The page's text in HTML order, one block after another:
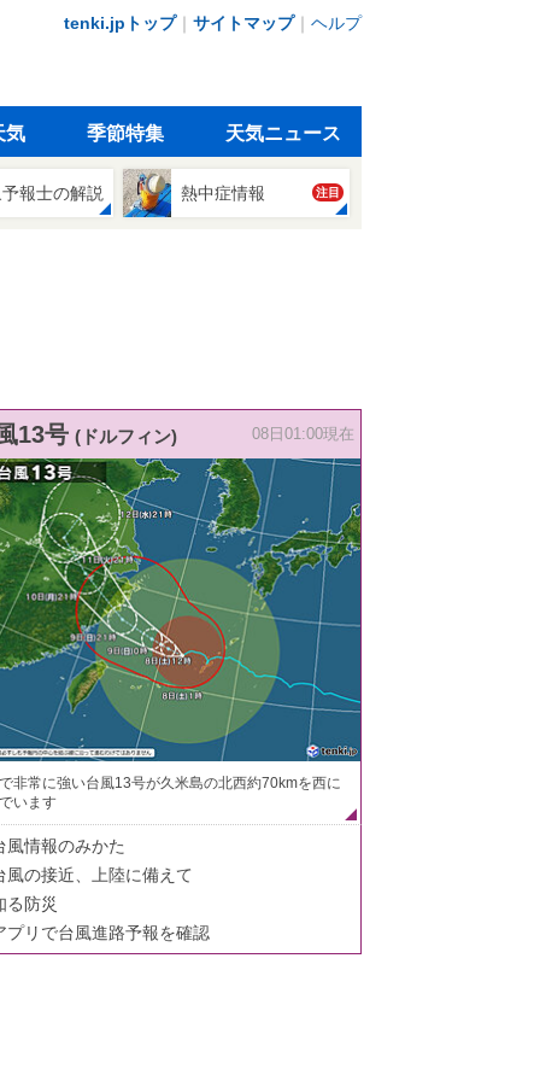
tenki.jpトップ｜ サイトマップ｜ ヘルプ
気 季節特集 天気ニュース
報士の解説 熱中症情報 注目
13号 (ドルフィン) 08日01:00現在
非常に強い台風13号が久米島の北西約70kmを西に
います
風情報のみかた
風の接近、上陸に備えて
る防災
プリで台風進路予報を確認